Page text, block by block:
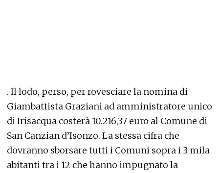
. Il lodo, perso, per rovesciare la nomina di
Giambattista Graziani ad amministratore unico
di Irisacqua costerà 10.216,37 euro al Comune di
San Canzian d’Isonzo. La stessa cifra che
dovranno sborsare tutti i Comuni sopra i 3 mila
abitanti tra i 12 che hanno impugnato la